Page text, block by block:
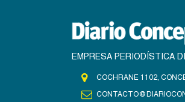
EMPRESA PERIODÍSTICA
COCHRANE 1102,